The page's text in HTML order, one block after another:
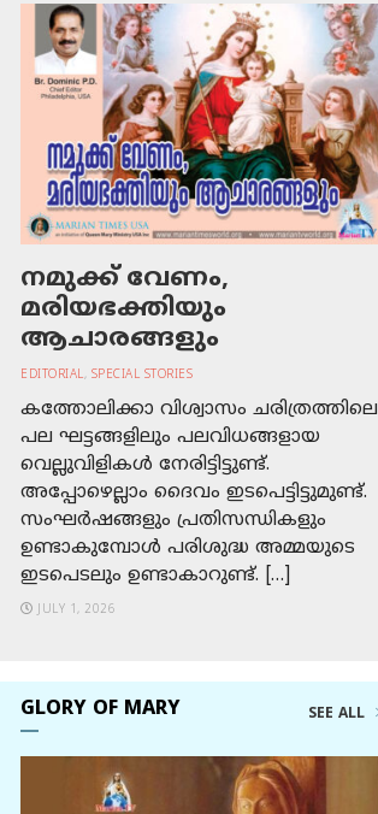
നമുക്ക് വേണം,
മരിയഭക്തിയും
ആചാരങ്ങളും
EDITORIAL, SPECIAL STORIES
കത്തോലിക്കാ വിശ്വാസം ചരിത്രത്തിലെ
പല ഘട്ടങ്ങളിലും പലവിധങ്ങളായ
വെല്ലുവിളികള്‍ നേരിട്ടിട്ടുണ്ട്.
അപ്പോഴെല്ലാം ദൈവം ഇടപെട്ടിട്ടുമുണ്ട്.
സംഘര്‍ഷങ്ങളും പ്രതിസന്ധികളും
ഉണ്ടാകുമ്പോള്‍ പരിശുദ്ധ അമ്മയുടെ
ഇടപെടലും ഉണ്ടാകാറുണ്ട്. […]
JULY 1, 2026
GLORY OF MARY SEE ALL